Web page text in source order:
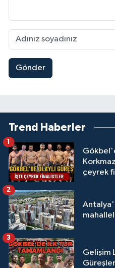
Gönder
Trend Haberler
çeyrek
1
2
Gelişim
3